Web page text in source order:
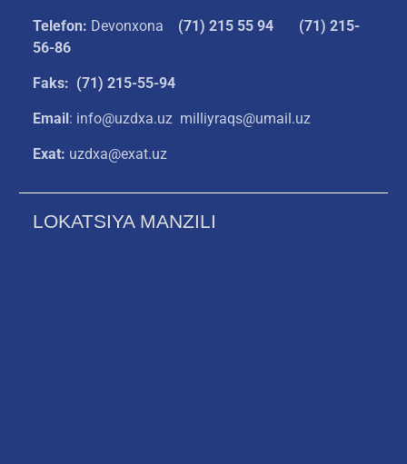
Telefon: Devonxona (71) 215 55 94
(71) 215-
56-86
Faks: (71) 215-55-94
Email: info@uzdxa.uz milliyraqs@umail.uz
Exat: uzdxa@exat.uz
LOKATSIYA MANZILI